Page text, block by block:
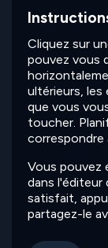
Cliquez sur
pouvez vous
ultérieurs, les
que vous
toucher.
correspondre
Vous pouvez
dans l'éditeur
satisfait,
partagez-le